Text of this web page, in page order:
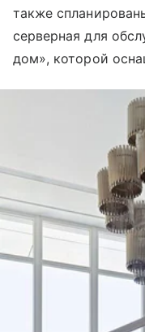
также
серверная для
дом», которой